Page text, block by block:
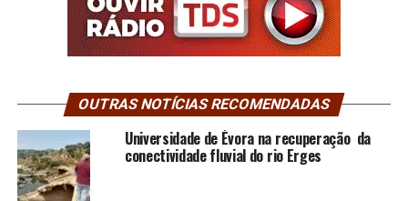
OUTRAS NOTÍCIAS RECOMENDADAS
Universidade de Évora na recuperação da
conectividade fluvial do rio Erges